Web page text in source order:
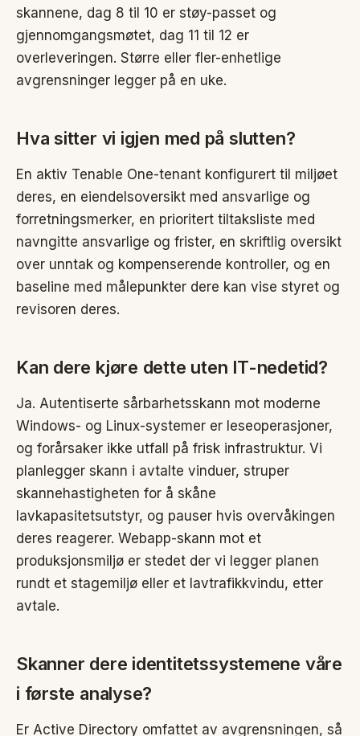
skannene, dag 8 til 10 er støy-passet og
gjennomgangsmøtet, dag 11 til 12 er
overleveringen. Større eller fler-enhetlige
avgrensninger legger på en uke.
Hva sitter vi igjen med på slutten?
En aktiv Tenable One-tenant konfigurert til miljøet
deres, en eiendelsoversikt med ansvarlige og
forretningsmerker, en prioritert tiltaksliste med
navngitte ansvarlige og frister, en skriftlig oversikt
over unntak og kompenserende kontroller, og en
baseline med målepunkter dere kan vise styret og
revisoren deres.
Kan dere kjøre dette uten IT-nedetid?
Ja. Autentiserte sårbarhetsskann mot moderne
Windows- og Linux-systemer er leseoperasjoner,
og forårsaker ikke utfall på frisk infrastruktur. Vi
planlegger skann i avtalte vinduer, struper
skannehastigheten for å skåne
lavkapasitetsutstyr, og pauser hvis overvåkingen
deres reagerer. Webapp-skann mot et
produksjonsmiljø er stedet der vi legger planen
rundt et stagemiljø eller et lavtrafikkvindu, etter
avtale.
Skanner dere identitetssystemene våre
i første analyse?
Er Active Directory omfattet av avgrensningen, så